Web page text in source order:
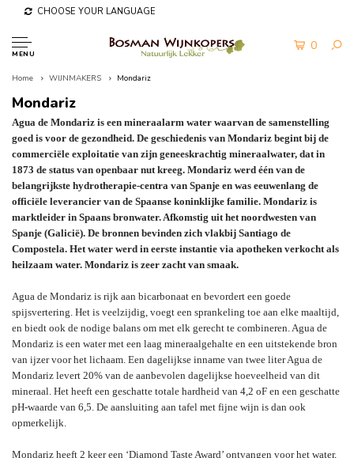
CHOOSE YOUR LANGUAGE
MENU
0
Home WIJNMAKERS Mondariz
Mondariz
Agua de Mondariz is een mineraalarm water waarvan de samenstelling
goed is voor de gezondheid. De geschiedenis van Mondariz begint bij de
commerciële exploitatie van zijn geneeskrachtig mineraalwater, dat in
1873 de status van openbaar nut kreeg. Mondariz werd één van de
belangrijkste hydrotherapie-centra van Spanje en was eeuwenlang de
officiële leverancier van de Spaanse koninklijke familie. Mondariz is
marktleider in Spaans bronwater. Afkomstig uit het noordwesten van
Spanje (Galicië). De bronnen bevinden zich vlakbij Santiago de
Compostela. Het water werd in eerste instantie via apotheken verkocht als
heilzaam water. Mondariz is zeer zacht van smaak.
Agua de Mondariz is rijk aan bicarbonaat en bevordert een goede
spijsvertering. Het is veelzijdig, voegt een sprankeling toe aan elke maaltijd,
en biedt ook de nodige balans om met elk gerecht te combineren.Agua de
Mondariz is een water met een laag mineraalgehalte en een uitstekende bron
van ijzer voor het lichaam. Een dagelijkse inname van twee liter Agua de
Mondariz levert 20% van de aanbevolen dagelijkse hoeveelheid van dit
mineraal. Het heeft een geschatte totale hardheid van 4,2 oF en een geschatte
pH-waarde van 6,5. De aansluiting aan tafel met fijne wijn is dan ook
opmerkelijk.
Mondariz heeft 2 keer een ‘Diamond Taste Award’ ontvangen voor het water,